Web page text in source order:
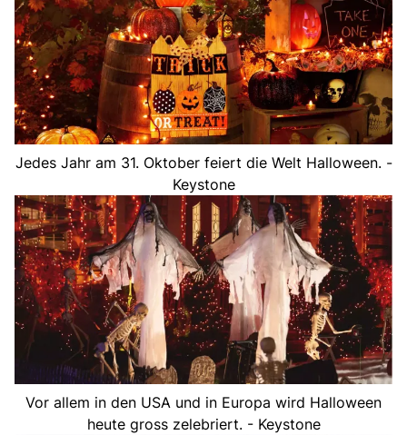
Jedes Jahr am 31. Oktober feiert die Welt Halloween. -
Keystone
Vor allem in den USA und in Europa wird Halloween
heute gross zelebriert. - Keystone